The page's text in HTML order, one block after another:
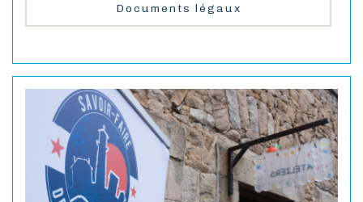
Documents légaux